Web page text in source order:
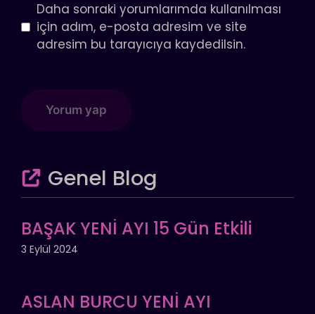
Daha sonraki yorumlarımda kullanılması
için adım, e-posta adresim ve site
adresim bu tarayıcıya kaydedilsin.
Genel Blog
BAŞAK YENİ AYI 15 Gün Etkili
3 Eylül 2024
ASLAN BURCU YENİ AYI